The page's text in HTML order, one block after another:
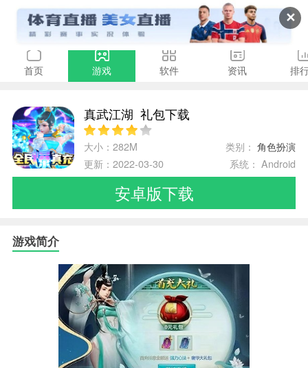
✕
首页 游戏 软件 资讯 排
真武江湖_礼包下载
大小：282M 类别：角色扮演
更新：2022-03-30
系统： Android
安卓版下载
游戏简介